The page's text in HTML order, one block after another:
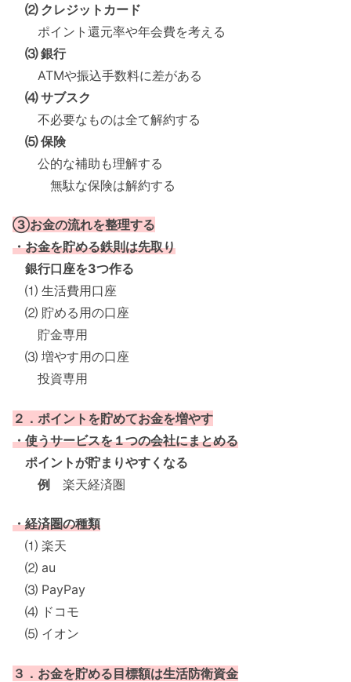
⑵ クレジットカード
ポイント還元率や年会費を考える
⑶ 銀行
ATMや振込手数料に差がある
⑷ サブスク
不必要なものは全て解約する
⑸ 保険
公的な補助も理解する
無駄な保険は解約する
③お金の流れを整理する
・お金を貯める鉄則は先取り
銀行口座を3つ作る
⑴ 生活費用口座
⑵ 貯める用の口座
貯金専用
⑶ 増やす用の口座
投資専用
２．ポイントを貯めてお金を増やす
・使うサービスを１つの会社にまとめる
ポイントが貯まりやすくなる
例 楽天経済圏
・経済圏の種類
⑴ 楽天
⑵ au
⑶ PayPay
⑷ ドコモ
⑸ イオン
３．お金を貯める目標額は生活防衛資金